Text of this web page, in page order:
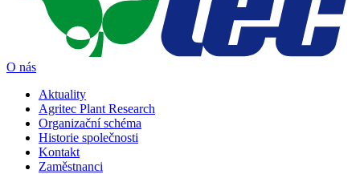
O nás
Aktuality
Agritec Plant Research
Organizační schéma
Historie společnosti
Kontakt
Zaměstnanci